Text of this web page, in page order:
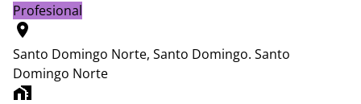
Profesional
location_on
Santo Domingo Norte, Santo Domingo. Santo
Domingo Norte
home_work